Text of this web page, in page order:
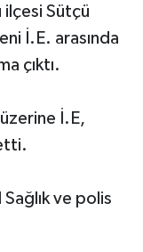
Sütçü
İ.E. arasında
çıktı.
İ.E,
ve polis